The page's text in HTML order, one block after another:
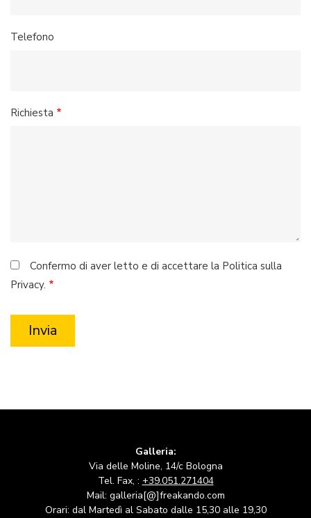
Telefono
Richiesta
Confermo di aver letto e di accettare la Politica sulla
Privacy.
Galleria:
Via delle Moline, 14/c Bologna
Tel. Fax, : +39.051.271404
Mail: galleria[@]freakando.com
Orari: dal Martedì al Sabato dalle 15,30 alle 19,30